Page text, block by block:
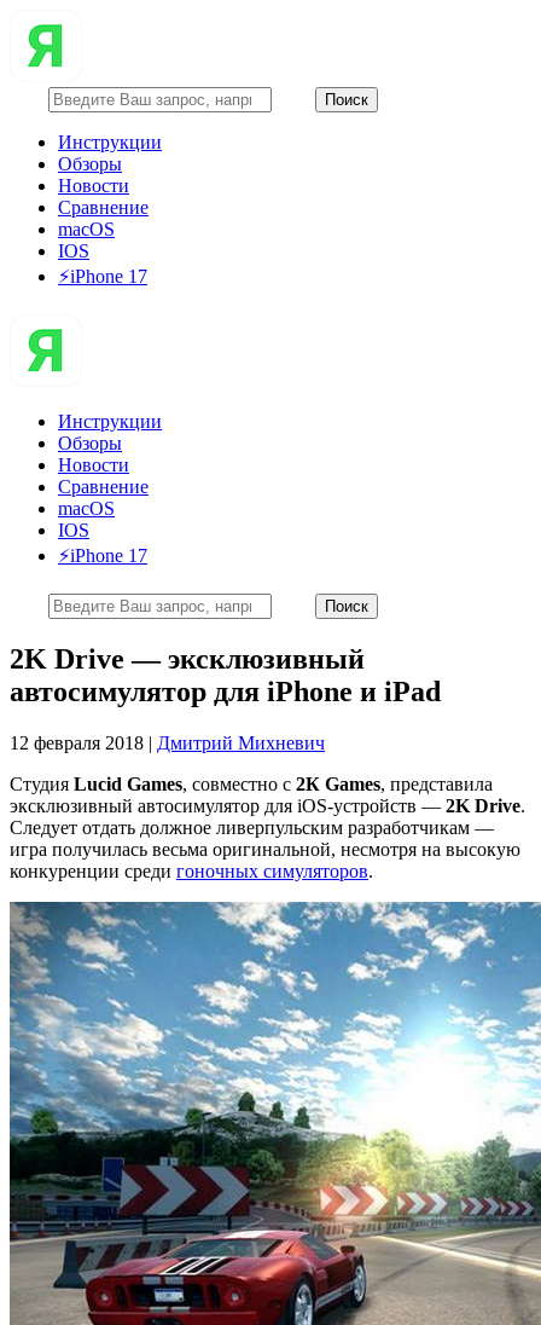
Инструкции
Обзоры
Новости
Сравнение
macOS
IOS
⚡️iPhone 17
Инструкции
Обзоры
Новости
Сравнение
macOS
IOS
⚡️iPhone 17
2K Drive — эксклюзивный
автосимулятор для iPhone и iPad
12 февраля 2018 | Дмитрий Михневич
Студия Lucid Games, совместно с 2К Games, представила
эксклюзивный автосимулятор для iOS-устройств — 2K Drive.
Следует отдать должное ливерпульским разработчикам —
игра получилась весьма оригинальной, несмотря на высокую
конкуренции среди гоночных симуляторов.